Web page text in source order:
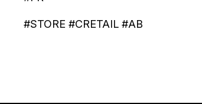
#STORE #CRETAIL #AB